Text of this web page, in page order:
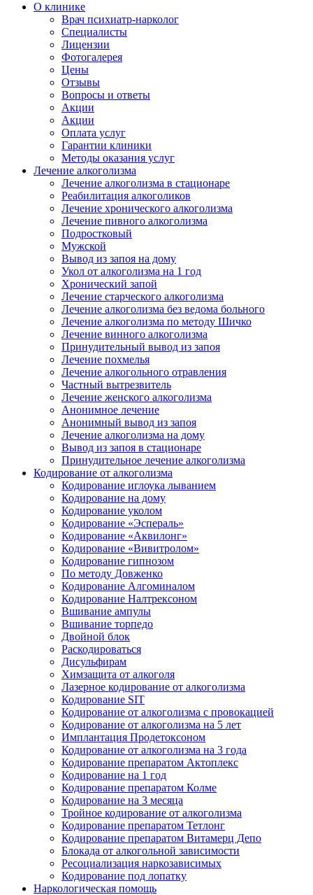
О клинике
Врач психиатр-нарколог
Специалисты
Лицензии
Фотогалерея
Цены
Отзывы
Вопросы и ответы
Акции
Акции
Оплата услуг
Гарантии клиники
Методы оказания услуг
Лечение алкоголизма
Лечение алкоголизма в стационаре
Реабилитация алкоголиков
Лечение хронического алкоголизма
Лечение пивного алкоголизма
Подростковый
Мужской
Вывод из запоя на дому
Укол от алкоголизма на 1 год
Хронический запой
Лечение старческого алкоголизма
Лечение алкоголизма без ведома больного
Лечение алкоголизма по методу Шичко
Лечение винного алкоголизма
Принудительный вывод из запоя
Лечение похмелья
Лечение алкогольного отравления
Частный вытрезвитель
Лечение женского алкоголизма
Анонимное лечение
Анонимный вывод из запоя
Лечение алкоголизма на дому
Вывод из запоя в стационаре
Принудительное лечение алкоголизма
Кодирование от алкоголизма
Кодирование иглоука лыванием
Кодирование на дому
Кодирование уколом
Кодирование «Эспераль»
Кодирование «Аквилонг»
Кодирование «Вивитролом»
Кодирование гипнозом
По методу Довженко
Кодирование Алгоминалом
Кодирование Налтрексоном
Вшивание ампулы
Вшивание торпедо
Двойной блок
Раскодироваться
Дисульфирам
Химзащита от алкоголя
Лазерное кодирование от алкоголизма
Кодирование SIT
Кодирование от алкоголизма с провокацией
Кодирование от алкоголизма на 5 лет
Имплантация Продетоксоном
Кодирование от алкоголизма на 3 года
Кодирование препаратом Актоплекс
Кодирование на 1 год
Кодирование препаратом Колме
Кодирование на 3 месяца
Тройное кодирование от алкоголизма
Кодирование препаратом Тетлонг
Кодирование препаратом Витамерц Депо
Блокада от алкогольной зависимости
Ресоциализация наркозависимых
Кодирование под лопатку
Наркологическая помощь